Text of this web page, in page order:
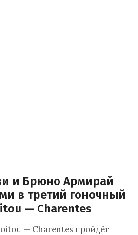
и Брюно Армирай
в третий гоночный
— Charentes
— Charentes пройдёт